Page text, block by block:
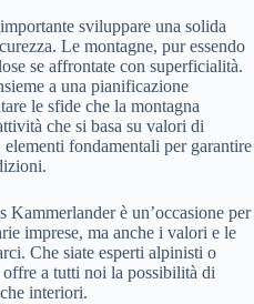
sviluppare una solida
Le montagne, pur essendo
se affrontate con superficialità.
a una pianificazione
le sfide che la montagna
che si basa su valori di
fondamentali per garantire
è un’occasione per
imprese, ma anche i valori e le
Che siate esperti alpinisti o
a tutti noi la possibilità di
interiori.